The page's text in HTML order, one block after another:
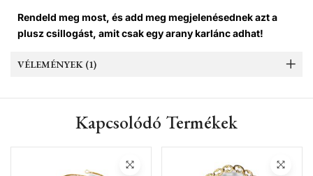
Rendeld meg most, és add meg megjelenésednek azt a
plusz csillogást, amit csak egy arany karlánc adhat!
VÉLEMÉNYEK (1)
Kapcsolódó Termékek